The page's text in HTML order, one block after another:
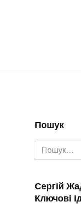
Пошук
Search
for:
Сергій
Ключові